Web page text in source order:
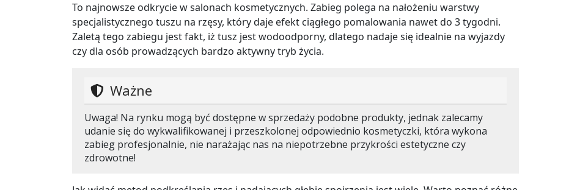
To najnowsze odkrycie w salonach kosmetycznych. Zabieg polega na nałożeniu warstwy
specjalistycznego tuszu na rzęsy, który daje efekt ciągłego pomalowania nawet do 3 tygodni.
Zaletą tego zabiegu jest fakt, iż tusz jest wodoodporny, dlatego nadaje się idealnie na wyjazdy
czy dla osób prowadzących bardzo aktywny tryb życia.
Ważne
Uwaga! Na rynku mogą być dostępne w sprzedaży podobne produkty, jednak zalecamy
udanie się do wykwalifikowanej i przeszkolonej odpowiednio kosmetyczki, która wykona
zabieg profesjonalnie, nie narażając nas na niepotrzebne przykrości estetyczne czy
zdrowotne!